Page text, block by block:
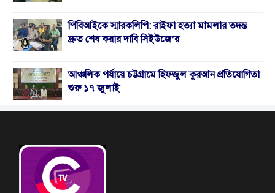
পিবিআইকে স্মারকলিপি: রাইফা হত্যা মামলার তদন্ত
দ্রুত শেষ করার দাবি সিইউজে’র
আঞ্চলিক পর্যায়ে চট্টগ্রামে হিফজুল কুরআন প্রতিযোগিতা
শুরু ১৭ জুলাই